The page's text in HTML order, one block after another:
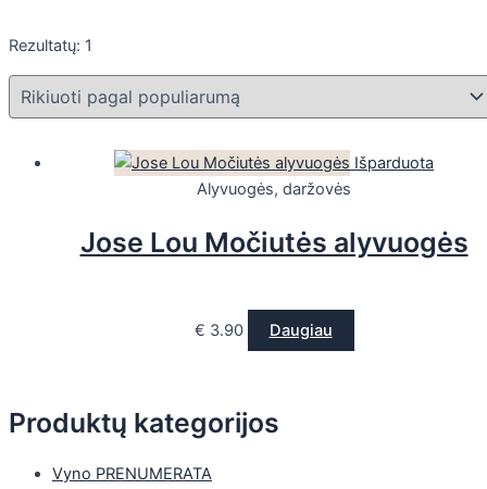
Produktų kategorijos
Vyno PRENUMERATA
Rezultatų: 1
Išparduota
Alyvuogės, daržovės
Jose Lou Močiutės alyvuogės
€ 3.90 Daugiau